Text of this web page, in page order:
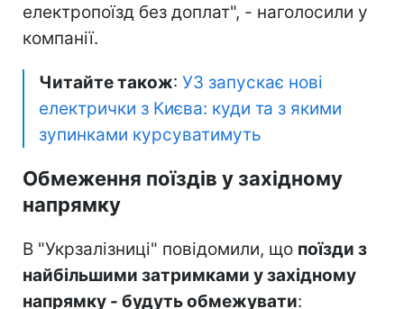
електропоїзд без доплат", - наголосили у
компанії.
Читайте також: УЗ запускає нові
електрички з Києва: куди та з якими
зупинками курсуватимуть
Обмеження поїздів у західному
напрямку
В "Укрзалізниці" повідомили, що поїзди з
найбільшими затримками у західному
напрямку - будуть обмежувати: